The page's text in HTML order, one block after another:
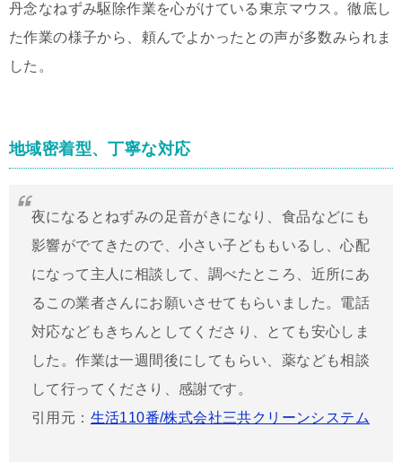
丹念なねずみ駆除作業を心がけている東京マウス。徹底し
た作業の様子から、頼んでよかったとの声が多数みられま
した。
地域密着型、丁寧な対応
夜になるとねずみの足音がきになり、食品などにも
影響がでてきたので、小さい子どももいるし、心配
になって主人に相談して、調べたところ、近所にあ
るこの業者さんにお願いさせてもらいました。電話
対応などもきちんとしてくださり、とても安心しま
した。作業は一週間後にしてもらい、薬なども相談
して行ってくださり、感謝です。
引用元： 生活110番/株式会社三共クリーンシステム